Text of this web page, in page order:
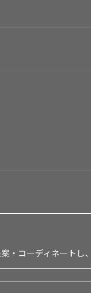
・コーディネート